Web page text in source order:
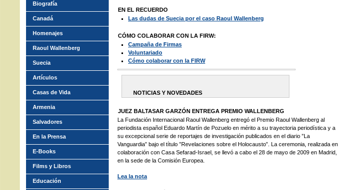
EN EL RECUERDO
Las dudas de Suecia por el caso Raoul Wallenberg
CÓMO COLABORAR CON LA FIRW:
Campaña de Firmas
Voluntariado
Cómo colaborar con la FIRW
NOTICIAS Y NOVEDADES
JUEZ BALTASAR GARZÓN ENTREGA PREMIO WALLENBERG
La Fundación Internacional Raoul Wallenberg entregó el Premio Raoul Wallenberg al
periodista español Eduardo Martín de Pozuelo en mérito a su trayectoria periodística y a
su excepcional serie de reportajes de investigación publicados en el diario ”La
Vanguardia” bajo el título ”Revelaciones sobre el Holocausto”. La ceremonia, realizada en
colaboración con Casa Sefarad-Israel, se llevó a cabo el 28 de mayo de 2009 en Madrid,
en la sede de la Comisión Europea.
Lea la nota
Biografía
Canadá
Homenajes
Raoul Wallenberg
Suecia
Artículos
Casas de Vida
Armenia
Salvadores
En la Prensa
E-Books
Films y Libros
Educación